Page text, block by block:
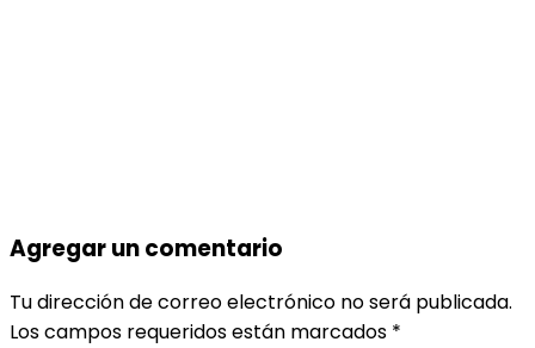
Agregar un comentario
Tu dirección de correo electrónico no será publicada.
Los campos requeridos están marcados *